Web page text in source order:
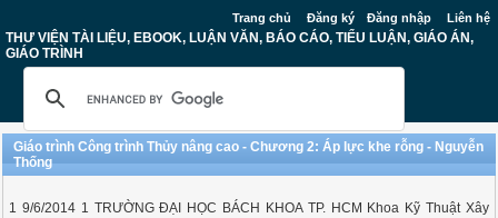
Trang chủ Đăng ký Đăng nhập Liên hệ
THƯ VIỆN TÀI LIỆU, EBOOK, LUẬN VĂN, BÁO CÁO, TIỂU LUẬN, GIÁO ÁN,
GIÁO TRÌNH
Giáo trình Công trình Thủy nâng cao - Chương 2: Áp lực khe rỗng - Nguyễn
Thống
1 9/6/2014 1 TRƯỜNG ĐẠI HỌC BÁCH KHOA TP. HCM Khoa Kỹ Thuật Xây